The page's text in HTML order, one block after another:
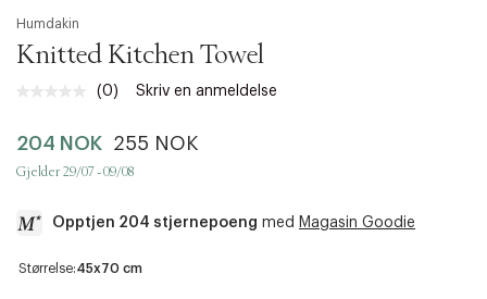
Humdakin
Knitted Kitchen Towel
Ingen
Samme
sidelenke.
(0) Skriv en anmeldelse
204 NOK 255 NOK
Gjelder 29/07 - 09/08
Opptjen 204 stjernepoeng med Magasin Goodie
a
Størrelse:45x70 cm